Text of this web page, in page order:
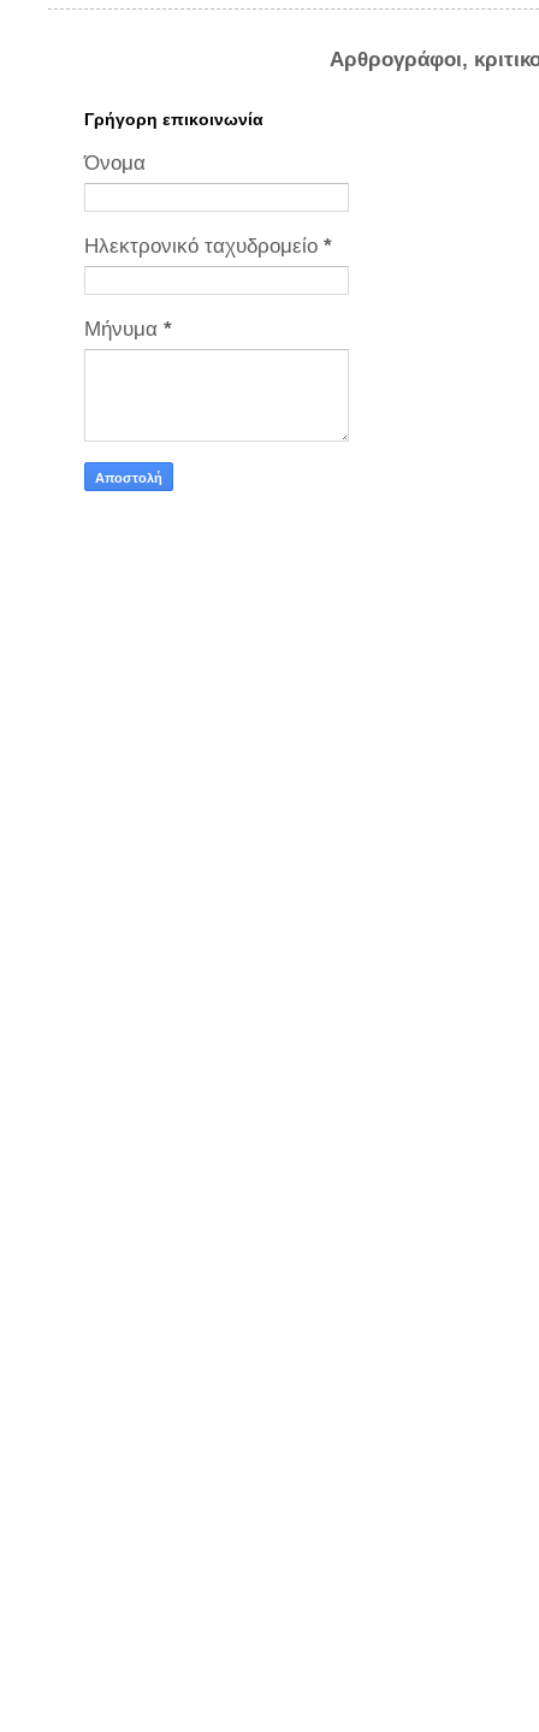
Αρθρογράφοι,
Γρήγορη επικοινωνία
Όνομα
Ηλεκτρονικό ταχυδρομείο *
Μήνυμα *